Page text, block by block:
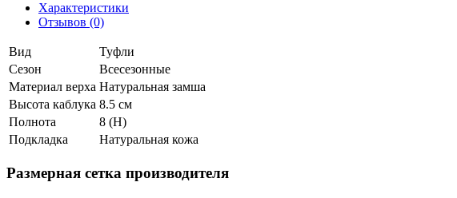
Характеристики
Отзывов (0)
Вид
Туфли
Сезон
Всесезонные
Материал верха Натуральная замша
Высота каблука 8.5 см
Полнота
8 (H)
Подкладка
Натуральная кожа
Размерная сетка производителя